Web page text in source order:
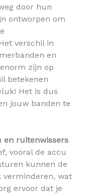
door hun
ontworpen om
verschil in
en
zijn op
betekenen
Het is dus
jouw banden te
en ruitenwissers
vooral de accu
kunnen de
verminderen, wat
ervoor dat je